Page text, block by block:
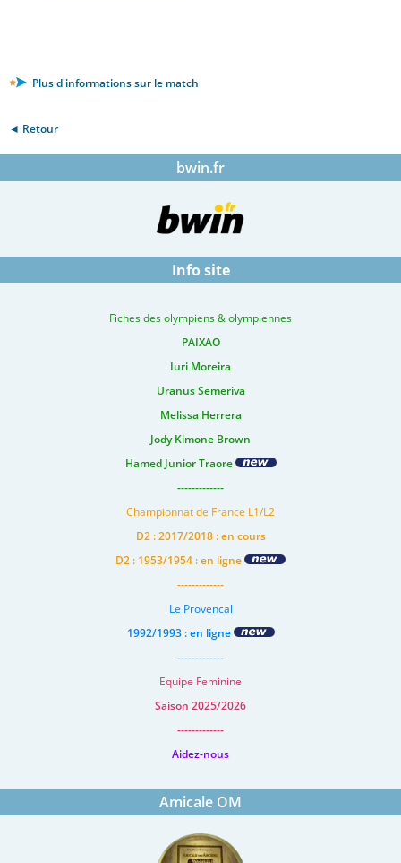
Plus d'informations sur le match
◄ Retour
bwin.fr
Info site
Fiches des olympiens & olympiennes
PAIXAO
Iuri Moreira
Uranus Semeriva
Melissa Herrera
Jody Kimone Brown
Hamed Junior Traore
-------------
Championnat de France L1/L2
D2 : 2017/2018 : en cours
D2 : 1953/1954 : en ligne
-------------
Le Provencal
1992/1993 : en ligne
-------------
Equipe Feminine
Saison 2025/2026
-------------
Aidez-nous
Amicale OM